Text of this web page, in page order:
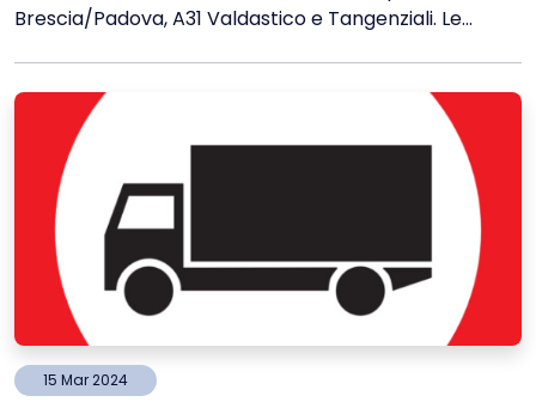
Brescia/Padova, A31 Valdastico e Tangenziali. Le...
15 Mar2024